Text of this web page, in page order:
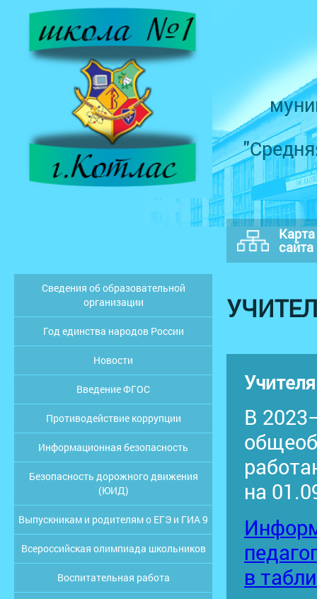
Карта
сайта
Сведения об образовательной
организации
Год единства народов России
Новости
Введение ФГОС
Противодействие коррупции
Информационная безопасность
Безопасность дорожного движения
(ЮИД)
Выпускникам и родителям о ЕГЭ и ГИА 9
Всероссийская олимпиада школьников
Воспитательная работа
В
на
в